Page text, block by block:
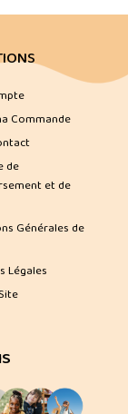
Commande
de
et de
Générales de
Légales